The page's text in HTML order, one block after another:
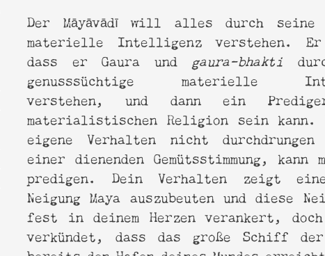
Der Māyāvādī will alles durch
materielle Intelligenz verstehen.
dass er Gaura und gaura-bhakti
genusssüchtige materielle
verstehen, und dann ein
materialistischen Religion sein kann.
eigene Verhalten nicht
einer dienenden Gemütsstimmung, kann
predigen. Dein Verhalten zeigt
Neigung Maya auszubeuten und diese
fest in deinem Herzen verankert,
verkündet, dass das große Schiff der